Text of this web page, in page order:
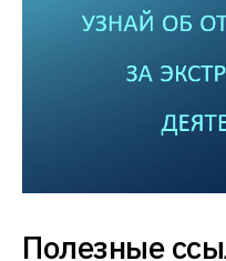
Полезные